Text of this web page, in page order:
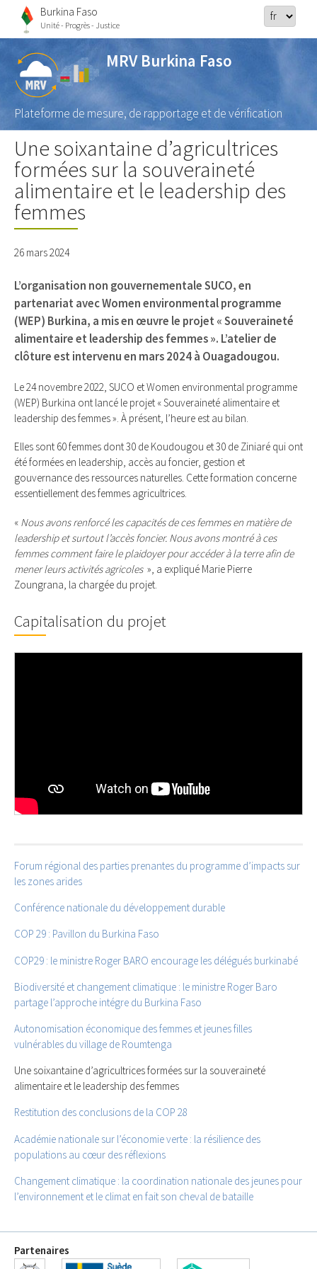
Burkina Faso
Unité - Progrès - Justice
MRV Burkina Faso
Plateforme de mesure, de rapportage et de vérification
Une soixantaine d’agricultrices
formées sur la souveraineté
alimentaire et le leadership des
femmes
26 mars 2024
L’organisation non gouvernementale SUCO, en
partenariat avec Women environmental programme
(WEP) Burkina, a mis en œuvre le projet « Souveraineté
alimentaire et leadership des femmes ». L’atelier de
clôture est intervenu en mars 2024 à Ouagadougou.
Le 24 novembre 2022, SUCO et Women environmental programme
(WEP) Burkina ont lancé le projet « Souveraineté alimentaire et
leadership des femmes ». À présent, l’heure est au bilan.
Elles sont 60 femmes dont 30 de Koudougou et 30 de Ziniaré qui ont
été formées en leadership, accès au foncier, gestion et
gouvernance des ressources naturelles. Cette formation concerne
essentiellement des femmes agricultrices.
« Nous avons renforcé les capacités de ces femmes en matière de
leadership et surtout l’accès foncier. Nous avons montré à ces
femmes comment faire le plaidoyer pour accéder à la terre afin de
mener leurs activités agricoles », a expliqué Marie Pierre
Zoungrana, la chargée du projet.
Capitalisation du projet
Forum régional des parties prenantes du programme d’impacts sur
les zones arides
Conférence nationale du développement durable
COP 29 : Pavillon du Burkina Faso
COP29 : le ministre Roger BARO encourage les délégués burkinabé
Biodiversité et changement climatique : le ministre Roger Baro
partage l’approche intégre du Burkina Faso
Autonomisation économique des femmes et jeunes filles
vulnérables du village de Roumtenga
Une soixantaine d’agricultrices formées sur la souveraineté
alimentaire et le leadership des femmes
Restitution des conclusions de la COP 28
Académie nationale sur l’économie verte : la résilience des
populations au cœur des réflexions
Changement climatique : la coordination nationale des jeunes pour
l’environnement et le climat en fait son cheval de bataille
Partenaires